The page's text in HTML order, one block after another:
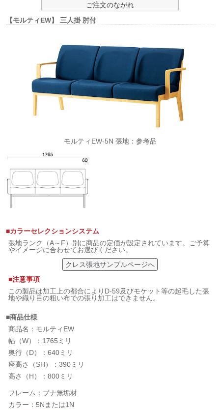
ご注文のながれ
【モルティEW】 三人掛 肘付
モルティEW-5N 張地：参考品
■カラーセレクションシステム
張地ランク（A～F）別に商品の定価が設定されています。ご予算
やイメージに合わせてお選びください。
クレス張地サンプルページへ
■注意事項
この製品は加工上の都合によりD-59及びモケット等の起毛した張
地や織り目の粗い布での張り加工はできません。
■商品仕様
商品名：モルティEW
幅（W）：1765ミリ
奥行（D）：640ミリ
座高さ（SH）：390ミリ
高さ（H）：800ミリ
フレーム：ブナ無垢材
カラー：5Nまたは1N